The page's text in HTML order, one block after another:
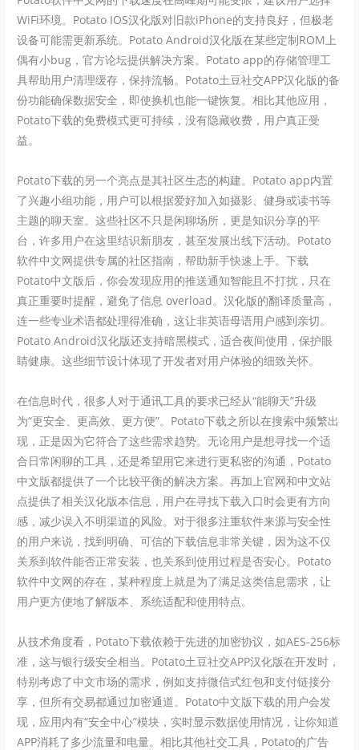
WiFi环境。Potato IOS汉化版对旧款iPhone的支持良好，但极老
设备可能需更新系统。Potato Android汉化版在某些定制ROM上
偶有小bug，官方论坛提供解决方案。Potato app的存储管理工
具帮助用户清理缓存，保持流畅。Potato土豆社交APP汉化版的备
份功能确保数据安全，即使换机也能一键恢复。相比其他应用，
Potato下载的免费模式更可持续，没有隐藏收费，用户真正受
益。
Potato下载的另一个亮点是其社区生态的构建。Potato app内置
了兴趣小组功能，用户可以根据爱好加入如摄影、健身或读书等
主题的聊天室。这些社区不只是闲聊场所，更是知识分享的平
台，许多用户在这里结识新朋友，甚至发展出线下活动。Potato
软件中文网提供专属的社区指南，帮助新手快速上手。下载
Potato中文版后，你会发现应用的推送通知智能且不打扰，只在
真正重要时提醒，避免了信息 overload。汉化版的翻译质量高，
连一些专业术语都处理得准确，这让非英语母语用户感到亲切。
Potato Android汉化版还支持暗黑模式，适合夜间使用，保护眼
睛健康。这些细节设计体现了开发者对用户体验的细致关怀。
在信息时代，很多人对于通讯工具的要求已经从“能聊天”升级
为“更安全、更高效、更方便”。Potato下载之所以在搜索中频繁出
现，正是因为它符合了这些需求趋势。无论用户是想寻找一个适
合日常闲聊的工具，还是希望用它来进行更私密的沟通，Potato
中文版都提供了一个比较平衡的解决方案。再加上官网和中文站
点提供了相关汉化版本信息，用户在寻找下载入口时会更有方向
感，减少误入不明渠道的风险。对于很多注重软件来源与安全性
的用户来说，找到明确、可信的下载信息非常关键，因为这不仅
关系到软件能否正常安装，也关系到使用过程是否安心。Potato
软件中文网的存在，某种程度上就是为了满足这类信息需求，让
用户更方便地了解版本、系统适配和使用特点。
从技术角度看，Potato下载依赖于先进的加密协议，如AES-256标
准，这与银行级安全相当。Potato土豆社交APP汉化版在开发时，
特别考虑了中文市场的需求，例如支持微信式红包和支付链接分
享，但所有交易都通过加密通道。Potato中文版下载的用户会发
现，应用内有“安全中心”模块，实时显示数据使用情况，让你知道
APP消耗了多少流量和电量。相比其他社交工具，Potato的广告